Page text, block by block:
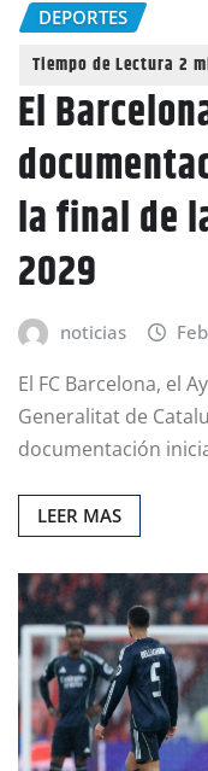
DEPORTES
El
la final de
2029
noticias
El FC Barcelona, el
Generalitat de
documentación
LEER MAS